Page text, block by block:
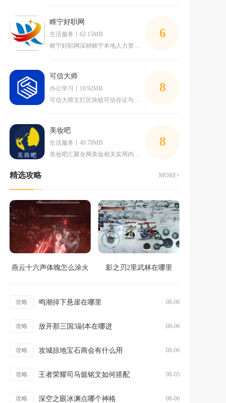
睢宁好职网
生活服务丨62.15MB
6
可信大师
办公学习丨19.92MB
8
美妆吧
生活服务丨49.78MB
8
精选攻略 MORE+
燕云十六声体魄怎么涂火 影之刃2里武林在哪里
攻略 鸣潮掉下悬崖在哪里 08-06
攻略 放开那三国3副本在哪进 08-06
攻略 攻城掠地宝石商会有什么用 08-06
攻略 王者荣耀司马懿铭文如何搭配 08-05
攻略 深空之眼冰渊点哪个神格 08-06